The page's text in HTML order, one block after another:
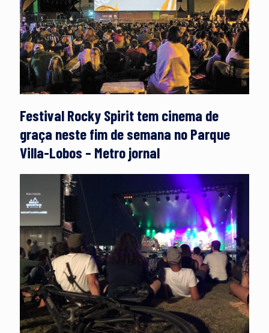
Festival Rocky Spirit tem cinema de
graça neste fim de semana no Parque
Villa-Lobos – Metro jornal